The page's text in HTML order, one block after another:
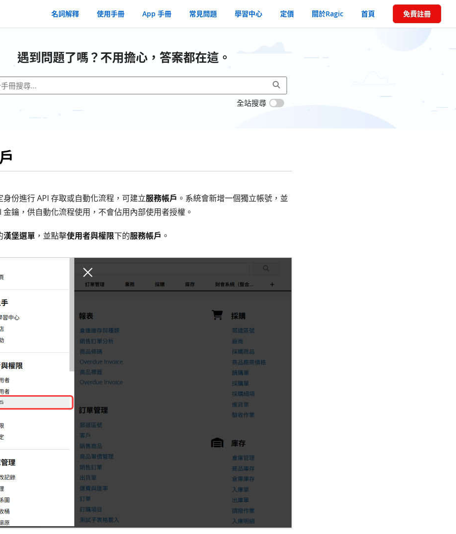
名詞解釋 使用手冊 App 手冊 常見問題 學習中心 定價 關於Ragic 首頁 免費註冊
遇到問題了嗎？不用擔心，答案都在這。
全站搜尋
身份進行 API 存取或自動化流程，可建立服務帳戶 。系統會新增一個獨立帳號，並
金鑰，供自動化流程使用，不會佔用內部使用者授權。
漢堡選單 ，並點擊使用者與權限下的服務帳戶 。